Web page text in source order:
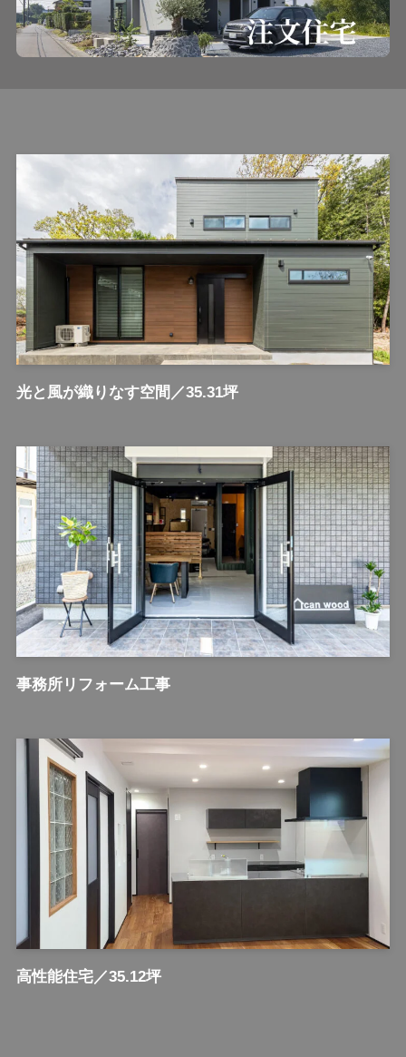
光と風が織りなす空間／35.31坪
事務所リフォーム工事
高性能住宅／35.12坪